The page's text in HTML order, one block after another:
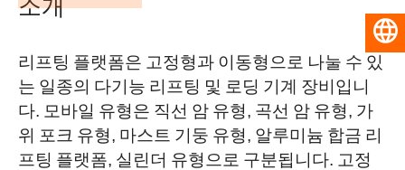
소개
리프팅 플랫폼은 고정형과 이동형으로 나눌 수 있
는 일종의 다기능 리프팅 및 로딩 기계 장비입니
다. 모바일 유형은 직선 암 유형, 곡선 암 유형, 가
위 포크 유형, 마스트 기둥 유형, 알루미늄 합금 리
프팅 플랫폼, 실린더 유형으로 구분됩니다. 고정
한국어